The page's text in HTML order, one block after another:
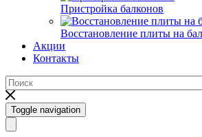
Пристройка балконов
Восстановление плиты на
Акции
Контакты
Toggle navigation